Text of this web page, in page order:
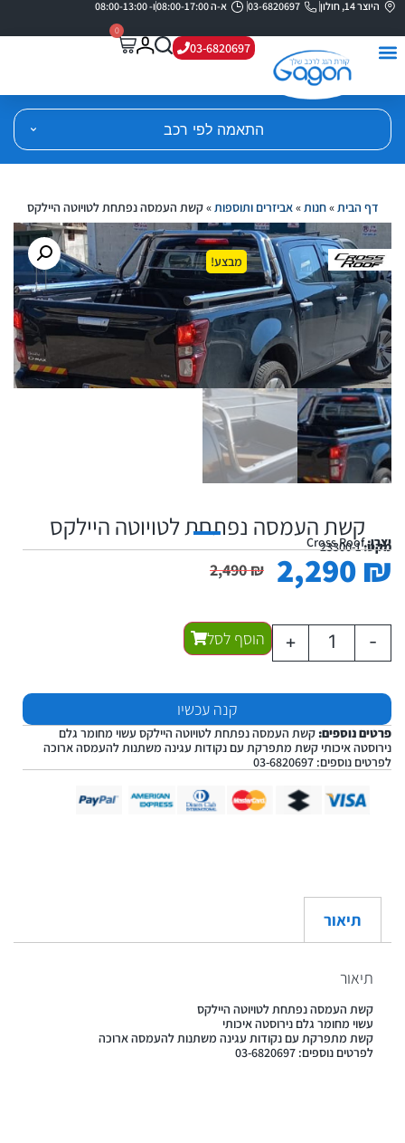
היוצר 14, חולון 03-6820697 א-ה 08:00-17:00 ו- 08:00-13:00
03-6820697
0
התאמה לפי רכב
דף הבית»חנות»אביזרים ותוספות»קשת העמסה נפתחת לטויוטה היילקס
מבצע!
קשת העמסה נפתחת לטויוטה היילקס
יצרן:Cross Roofמקט:23300-1
2,490₪ 2,290₪
-
+ הוסף לסל
קנה עכשיו
פרטים נוספים: קשת העמסה נפתחת לטויוטה היילקס עשוי מחומר גלם
נירוסטה איכותי קשת מתפרקת עם נקודות עגינה משתנות להעמסה ארוכה
לפרטים נוספים: 03-6820697
תיאור
תיאור
קשת העמסה נפתחת לטויוטה היילקס
עשוי מחומר גלם נירוסטה איכותי
קשת מתפרקת עם נקודות עגינה משתנות להעמסה ארוכה
לפרטים נוספים: 03-6820697